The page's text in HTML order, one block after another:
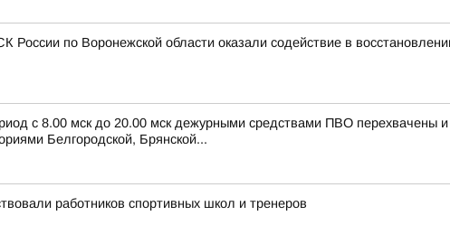
России по Воронежской области оказали содействие в
с 8.00 мск до 20.00 мск дежурными средствами ПВО перехвачены
Белгородской, Брянской...
работников спортивных школ и тренеров